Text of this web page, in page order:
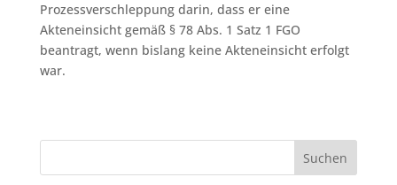
Prozessverschleppung darin, dass er eine
Akteneinsicht gemäß § 78 Abs. 1 Satz 1 FGO
beantragt, wenn bislang keine Akteneinsicht erfolgt
war.